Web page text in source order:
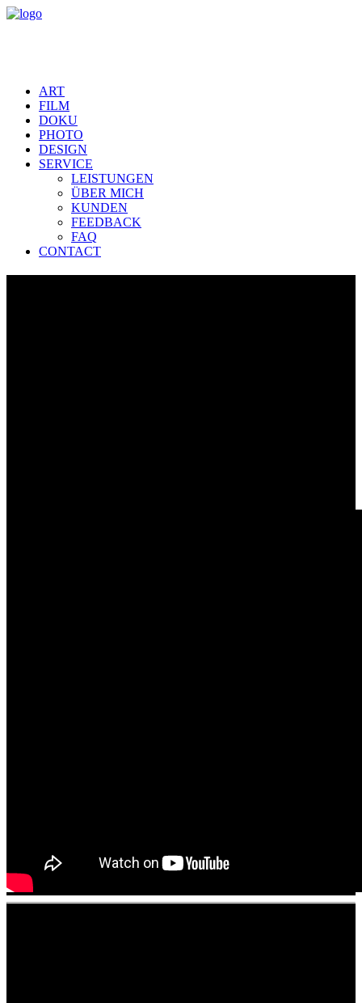
ART
FILM
DOKU
PHOTO
DESIGN
SERVICE
LEISTUNGEN
ÜBER MICH
KUNDEN
FEEDBACK
FAQ
CONTACT